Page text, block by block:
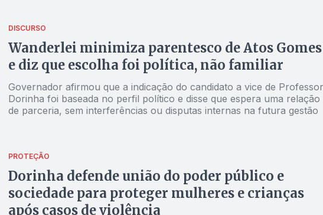
DISCURSO
Wanderlei minimiza parentesco de Atos Gomes
e diz que escolha foi política, não familiar
Governador afirmou que a indicação do candidato a vice de
Dorinha foi baseada no perfil político e disse que espera uma relação
de parceria, sem interferências ou disputas internas na futura gestão
PROTEÇÃO
Dorinha defende união do poder público e
sociedade para proteger mulheres e crianças
após casos de violência